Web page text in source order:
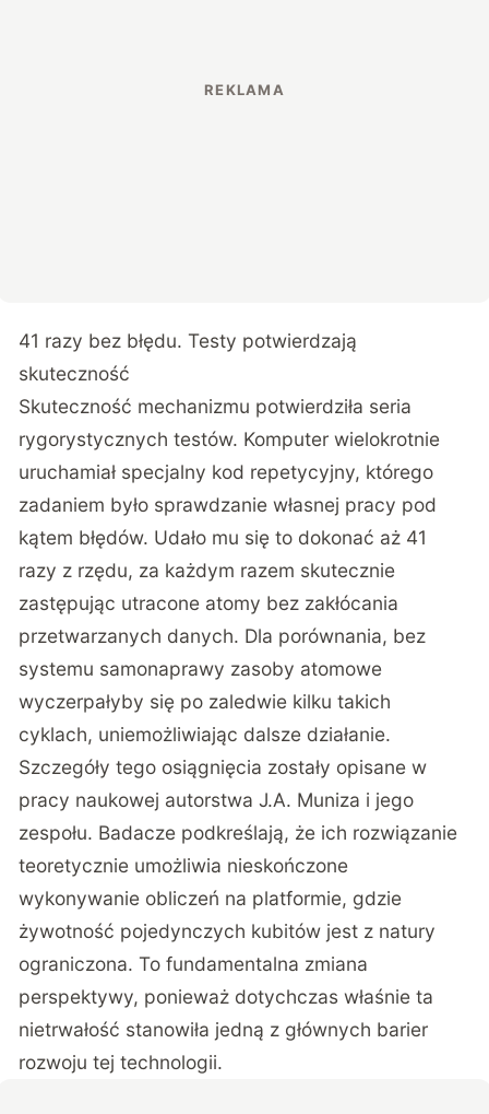
41 razy bez błędu. Testy potwierdzają
skuteczność
Skuteczność mechanizmu potwierdziła seria
rygorystycznych testów. Komputer wielokrotnie
uruchamiał specjalny kod repetycyjny, którego
zadaniem było sprawdzanie własnej pracy pod
kątem błędów. Udało mu się to dokonać aż 41
razy z rzędu, za każdym razem skutecznie
zastępując utracone atomy bez zakłócania
przetwarzanych danych. Dla porównania, bez
systemu samonaprawy zasoby atomowe
wyczerpałyby się po zaledwie kilku takich
cyklach, uniemożliwiając dalsze działanie.
Szczegóły tego osiągnięcia zostały opisane w
pracy naukowej autorstwa J.A. Muniza i jego
zespołu. Badacze podkreślają, że ich rozwiązanie
teoretycznie umożliwia nieskończone
wykonywanie obliczeń na platformie, gdzie
żywotność pojedynczych kubitów jest z natury
ograniczona. To fundamentalna zmiana
perspektywy, ponieważ dotychczas właśnie ta
nietrwałość stanowiła jedną z głównych barier
rozwoju tej technologii.